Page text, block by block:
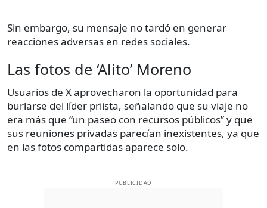
Sin embargo, su mensaje no tardó en generar
reacciones adversas en redes sociales.
Las fotos de ‘Alito’ Moreno
Usuarios de X aprovecharon la oportunidad para
burlarse del líder priista, señalando que su viaje no
era más que “un paseo con recursos públicos” y que
sus reuniones privadas parecían inexistentes, ya que
en las fotos compartidas aparece solo.
PUBLICIDAD